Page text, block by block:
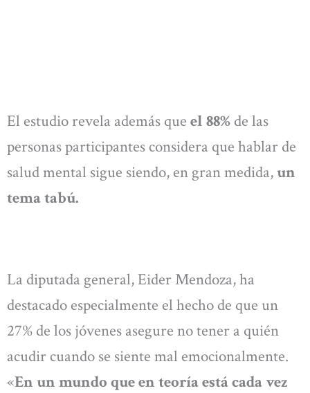
El estudio revela además que el 88% de las
personas participantes considera que hablar de
salud mental sigue siendo, en gran medida,un
tema tabú.
La diputada general, Eider Mendoza, ha
destacado especialmente el hecho de que un
27% de los jóvenes asegure no tener a quién
acudir cuando se siente mal emocionalmente.
«En un mundo que en teoría está cada vez